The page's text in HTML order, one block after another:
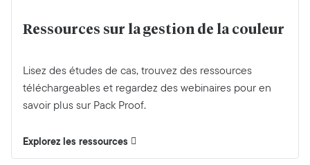
Ressources sur la gestion de la couleur
Lisez des études de cas, trouvez des ressources
téléchargeables et regardez des webinaires pour en
savoir plus sur Pack Proof.
Explorez les ressources